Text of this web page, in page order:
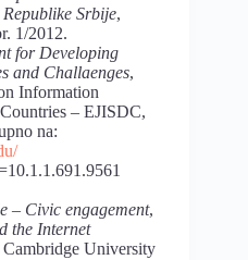
Srbije,
1/2012.
for Developing
and Challaenges,
Information
– EJISDC,
na:
– Civic engagement,
the Internet
Cambridge University